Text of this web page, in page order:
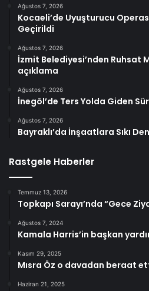
Ağustos 7, 2026
Kocaeli’de Uyuşturucu
Geçirildi
Ağustos 7, 2026
İzmit Belediyesi’nden Ruhsat
açıklama
Ağustos 7, 2026
İnegöl’de Ters Yolda Giden
Ağustos 7, 2026
Bayraklı’da İnşaatlara Sıkı
Rastgele Haberler
Temmuz 13, 2026
Topkapı Sarayı’nda “Gece
Ağustos 7, 2024
Kamala Harris’in başkan
Kasım 29, 2025
Mısra Öz o davadan beraat
Haziran 21, 2025